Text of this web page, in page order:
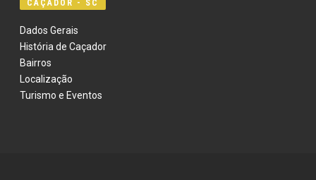
CAÇADOR - SC
Dados Gerais
História de Caçador
Bairros
Localização
Turismo e Eventos